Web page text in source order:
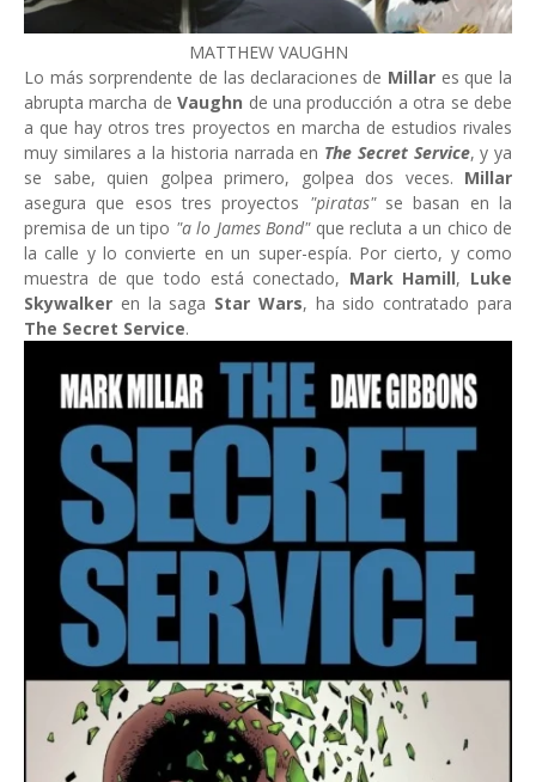
MATTHEW VAUGHN
Lo más sorprendente de las declaraciones de Millar es que la
abrupta marcha deVaughn de una producción a otra se debe
a que hay otros tres proyectos en marcha de estudios rivales
muy similares a la historia narrada en The Secret Service, y ya
se sabe, quien golpea primero, golpea dos veces. Millar
asegura que esos tres proyectos "piratas"se basan en la
premisa de un tipo "a lo James Bond"que recluta a un chico de
la calle y lo convierte en un super-espía. Por cierto, y como
muestra de que todo está conectado, Mark Hamill, Luke
Skywalker en la saga Star Wars, ha sido contratado para
The Secret Service.